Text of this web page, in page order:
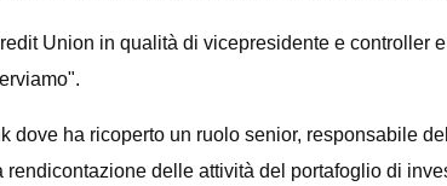
Union in qualità di vicepresidente e
dove ha ricoperto un ruolo senior, responsabile
delle attività del portafoglio di